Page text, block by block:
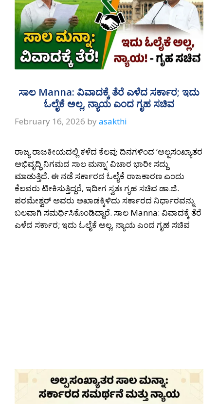
ಸಾಲ Manna: ವಿವಾದಕ್ಕೆ ತೆರೆ ಎಳೆದ ಸರ್ಕಾರ; ಇದು
ಓಲೈಕೆ ಅಲ್ಲ, ನ್ಯಾಯ ಎಂದ ಗೃಹ ಸಚಿವ
February 16, 2026 by asakthi
ರಾಜ್ಯ ರಾಜಕೀಯದಲ್ಲಿ ಕಳೆದ ಕೆಲವು ದಿನಗಳಿಂದ ‘ಅಲ್ಪಸಂಖ್ಯಾತರ
ಅಭಿವೃದ್ಧಿ ನಿಗಮದ ಸಾಲ ಮನ್ನಾ’ ವಿಚಾರ ಭಾರೀ ಸದ್ದು
ಮಾಡುತ್ತಿದೆ. ಈ ನಡೆ ಸರ್ಕಾರದ ಓಲೈಕೆ ರಾಜಕಾರಣ ಎಂದು
ಕೆಲವರು ಟೀಕಿಸುತ್ತಿದ್ದರೆ, ಇದೀಗ ಸ್ವತಃ ಗೃಹ ಸಚಿವ ಡಾ.ಜಿ.
ಪರಮೇಶ್ವರ್ ಅವರು ಅಖಾಡಕ್ಕಿಳಿದು ಸರ್ಕಾರದ ನಿರ್ಧಾರವನ್ನು
ಬಲವಾಗಿ ಸಮರ್ಥಿಸಿಕೊಂಡಿದ್ದಾರೆ. ಸಾಲ Manna: ವಿವಾದಕ್ಕೆ ತೆರೆ
ಎಳೆದ ಸರ್ಕಾರ; ಇದು ಓಲೈಕೆ ಅಲ್ಲ, ನ್ಯಾಯ ಎಂದ ಗೃಹ ಸಚಿವ